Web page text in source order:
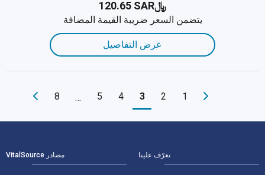
﷼‎120.65 SAR
يتضمن السعر ضريبة القيمة المضافة
عرض التفاصيل
1
2
3
4
5
…
8
تعرّف علينا مصادر VitalSource